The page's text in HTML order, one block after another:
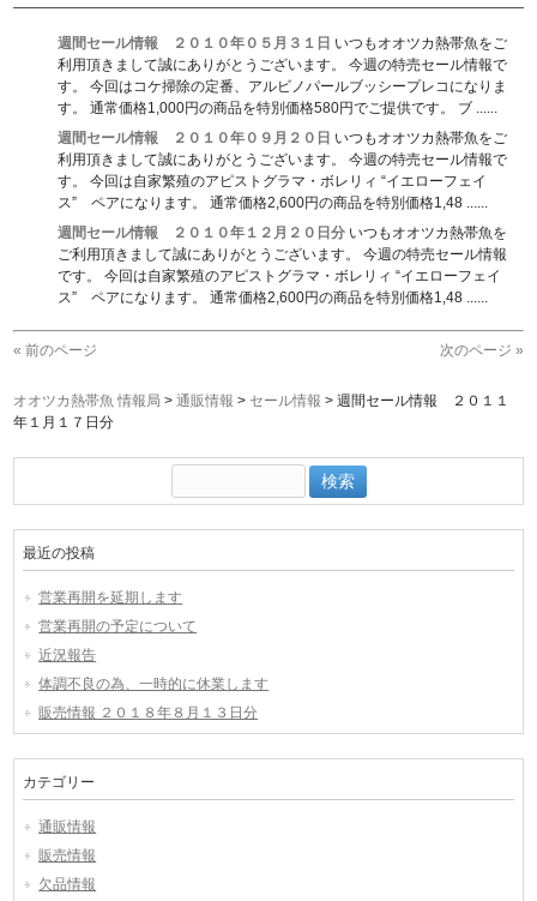
週間セール情報 ２０１０年０５月３１日 いつもオオツカ熱帯魚をご
利用頂きまして誠にありがとうございます。 今週の特売セール情報で
す。 今回はコケ掃除の定番、アルビノパールブッシープレコになりま
す。 通常価格1,000円の商品を特別価格580円でご提供です。 ブ ......
週間セール情報 ２０１０年０９月２０日 いつもオオツカ熱帯魚をご
利用頂きまして誠にありがとうございます。 今週の特売セール情報で
す。 今回は自家繁殖のアピストグラマ・ボレリィ “イエローフェイ
ス” ペアになります。 通常価格2,600円の商品を特別価格1,48 ......
週間セール情報 ２０１０年１２月２０日分 いつもオオツカ熱帯魚を
ご利用頂きまして誠にありがとうございます。 今週の特売セール情報
です。 今回は自家繁殖のアピストグラマ・ボレリィ “イエローフェイ
ス” ペアになります。 通常価格2,600円の商品を特別価格1,48 ......
« 前のページ 次のページ »
オオツカ熱帯魚 情報局 >通販情報 > セール情報 >週間セール情報 ２０１１
年１月１７日分
索:
最近の投稿
営業再開を延期します
営業再開の予定について
近況報告
体調不良の為、一時的に休業します
販売情報 ２０１８年８月１３日分
カテゴリー
通販情報
販売情報
欠品情報